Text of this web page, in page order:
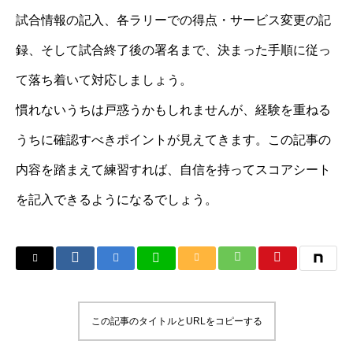
試合情報の記入、各ラリーでの得点・サービス変更の記
録、そして試合終了後の署名まで、決まった手順に従っ
て落ち着いて対応しましょう。
慣れないうちは戸惑うかもしれませんが、経験を重ねる
うちに確認すべきポイントが見えてきます。この記事の
内容を踏まえて練習すれば、自信を持ってスコアシート
を記入できるようになるでしょう。
この記事のタイトルとURLをコピーする